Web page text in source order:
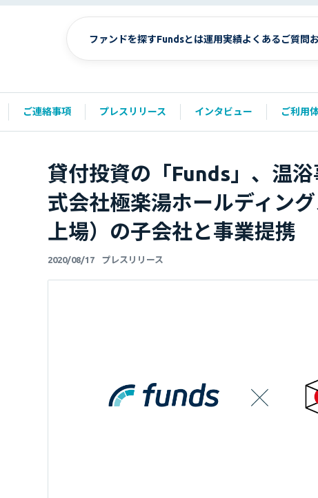
ファンドを探すFundsとは運用実績よくあるご質問
ご連絡事項 プレスリリース インタビュー ご利用
貸付投資の「Funds」、温
式会社極楽湯ホールディン
上場）の子会社と事業提携
2020/08/17 プレスリリース